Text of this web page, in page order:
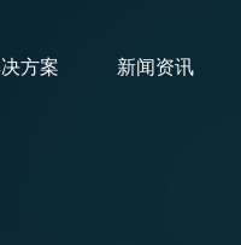
方案 新闻资讯